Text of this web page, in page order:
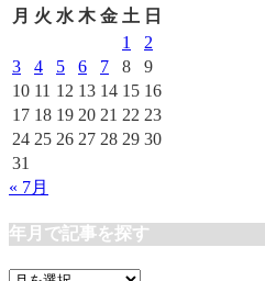
リ
月 火 水 木 金 土 日
1
2
3
4 5 6 7 8
9
10 11 12 13 14 15 16
17 18 19 20 21 22 23
24 25 26 27 28 29 30
31
« 7月
年月で記事を探す